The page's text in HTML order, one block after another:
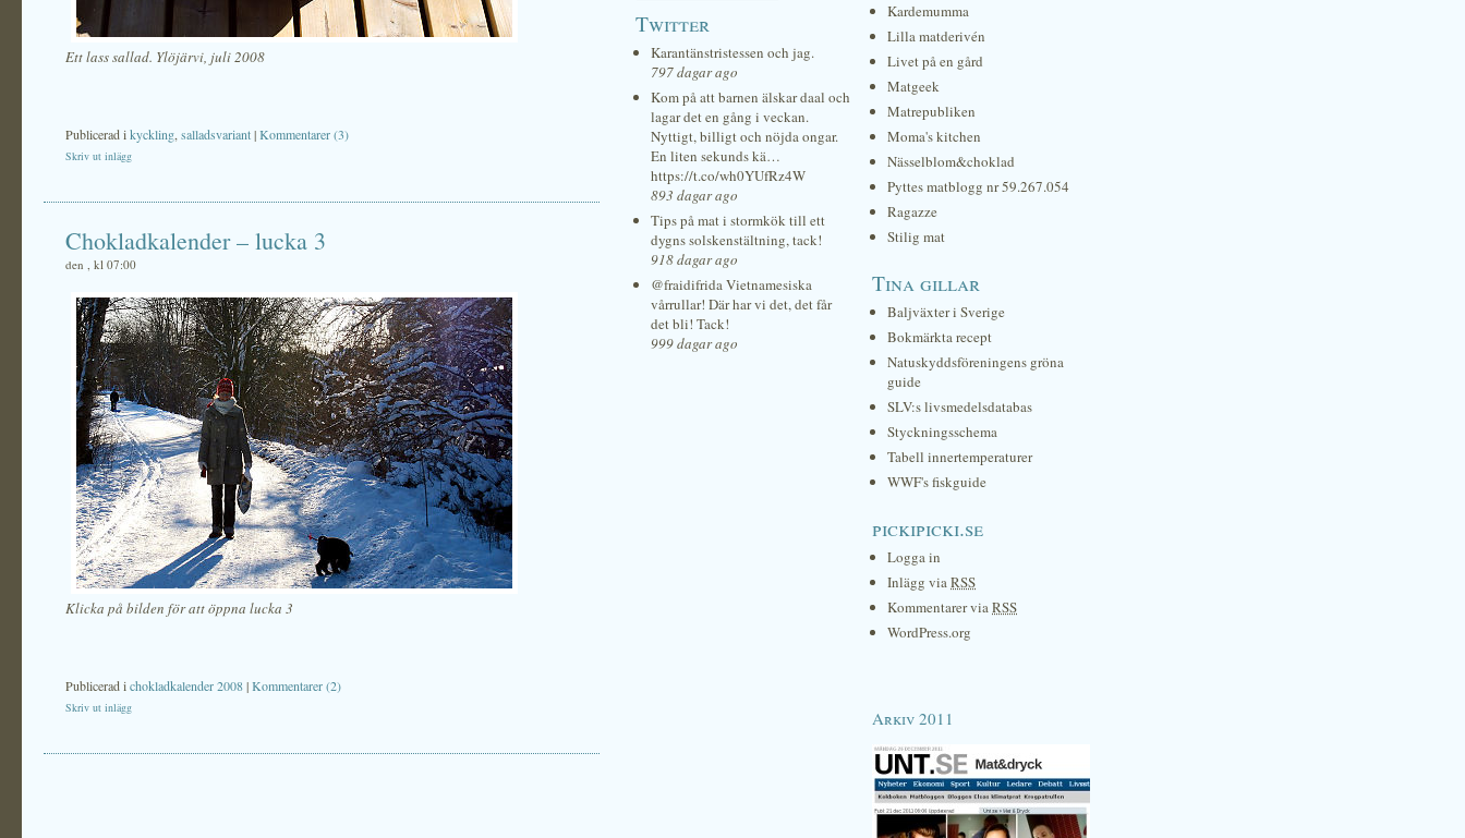
Ett lass sallad. Ylöjärvi, juli 2008
Publicerad ikyckling salladsvariant|Kommentarer (3)
Skriv ut inlägg
Chokladkalender – lucka 3
den , kl 07:00
Klicka på bilden för att öppna lucka 3
Publicerad ichokladkalender 2008|Kommentarer (2)
Skriv ut inlägg
Twitter
Karantänstristessen och jag.
797 dagar ago
Kom på att barnen älskar daal och
lagar det en gång i veckan.
Nyttigt, billigt och nöjda ongar.
En liten sekunds kä…
https://t.co/wh0YUfRz4W
893 dagar ago
Tips på mat i stormkök till ett
dygns solskenstältning, tack!
918 dagar ago
@fraidifrida Vietnamesiska
vårrullar! Där har vi det, det får
det bli! Tack!
999 dagar ago
Kardemumma
Lilla matderivén
Livet på en gård
Matgeek
Matrepubliken
Moma's kitchen
Nässelblom&choklad
Pyttes matblogg nr 59.267.054
Ragazze
Stilig mat
Tina gillar
Baljväxter i Sverige
Bokmärkta recept
Natuskyddsföreningens gröna
guide
SLV:s livsmedelsdatabas
Styckningsschema
Tabell innertemperaturer
WWF's fiskguide
pickipicki.se
Logga in
Inlägg viaRSS
Kommentarer viaRSS
WordPress.org
Arkiv 2011